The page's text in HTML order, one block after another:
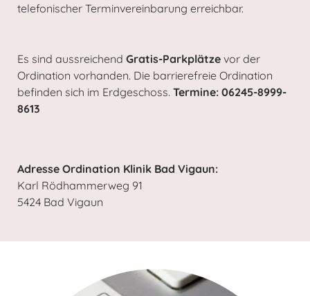
telefonischer Terminvereinbarung erreichbar.
Es sind aussreichend Gratis-Parkplätze vor der
Ordination vorhanden. Die barrierefreie Ordination
befinden sich im Erdgeschoss. Termine: 06245-8999-
8613
Adresse Ordination Klinik Bad Vigaun:
Karl Rödhammerweg 91
5424 Bad Vigaun